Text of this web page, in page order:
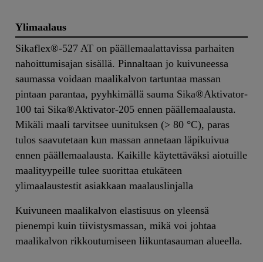
Ylimaalaus
Sikaflex®-527 AT on päällemaalattavissa parhaiten
nahoittumisajan sisällä. Pinnaltaan jo kuivuneessa
saumassa voidaan maalikalvon tartuntaa massan
pintaan parantaa, pyyhkimällä sauma Sika®Aktivator-
100 tai Sika®Aktivator-205 ennen päällemaalausta.
Mikäli maali tarvitsee uunituksen (> 80 °C), paras
tulos saavutetaan kun massan annetaan läpikuivua
ennen päällemaalausta. Kaikille käytettäväksi aiotuille
maalityypeille tulee suorittaa etukäteen
ylimaalaustestit asiakkaan maalauslinjalla
Kuivuneen maalikalvon elastisuus on yleensä
pienempi kuin tiivistysmassan, mikä voi johtaa
maalikalvon rikkoutumiseen liikuntasauman alueella.